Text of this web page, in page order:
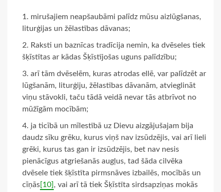
mirušajiem neapšaubāmi palīdz mūsu aizlūgšanas,
liturģijas un žēlastības dāvanas;
Raksti un baznīcas tradīcija nemin, ka dvēseles tiek
šķīstītas ar kādas Šķīstījošas uguns palīdzību;
arī tām dvēselēm, kuras atrodas ellē, var palīdzēt ar
lūgšanām, liturģiju, žēlastības dāvanām, atvieglināt
viņu stāvokli, taču tādā veidā nevar tās atbrīvot no
mūžīgām mocībām;
ja ticībā un mīlestībā uz Dievu aizgājušajam bija
daudz sīku grēku, kurus viņš nav izsūdzējis, vai arī lieli
grēki, kurus tas gan ir izsūdzējis, bet nav nesis
pienācīgus atgriešanās augļus, tad šāda cilvēka
dvēsele tiek šķīstīta pirmsnāves izbailēs, mocībās un
cīņās[10] , vai arī tā tiek Šķīstīta sirdsapziņas mokās